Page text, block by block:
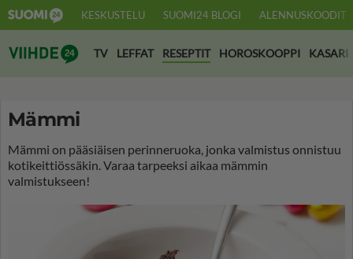
KESKUSTELU SUOMI24 BLOGI ALENNUSKOODIT
Suomi24 Viihde
TV LEFFAT RESEPTIT HOROSKOOPPI KASARI
Mämmi
Mämmi on pääsiäisen perinneruoka, jonka valmistus onnistuu
kotikeittiössäkin. Varaa tarpeeksi aikaa mämmin
valmistukseen!